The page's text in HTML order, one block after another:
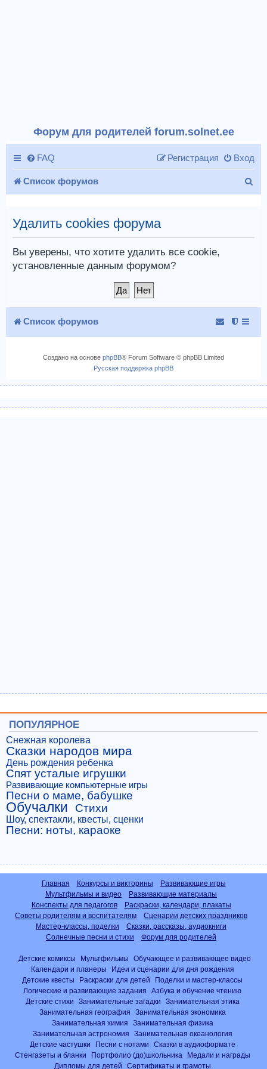
Форум для родителей forum.solnet.ee
FAQ Вход
Регистрация
Список форумов
с
Удалить cookies форума
Вы уверены, что хотите удалить все cookie,
установленные данным форумом?
Список форумов
Создано на основе phpBB® Forum Software © phpBB Limited
Русская поддержка phpBB
ПОПУЛЯРНОЕ
Снежная королева
Сказки народов мира
День рождения ребенка
Спят усталые игрушки
Развивающие компьютерные игры
Песни о маме, бабушке
Обучалки Стихи
Шоу, спектакли, квесты, сценки
Песни: ноты, караоке
Главная Конкурсы и викторины
Развивающие игры
Мультфильмы и видео
Развивающие материалы
Конспекты для педагогов
Раскраски, календари, плакаты
Советы родителям и воспитателям
Сценарии детских праздников
Мастер-классы, поделки
Сказки, рассказы, аудиокниги
Солнечные песни и стихи
Форум для родителей
Детские комиксы Мультфильмы
Обучающее и развивающее видео
Календари и планеры
Идеи и сценарии для дня рождения
Детские квесты
Раскраски для детей
Поделки и мастер-классы
Логические и развивающие задания
Азбука и обучение чтению
Детские стихи
Занимательные загадки
Занимательная этика
Занимательная география
Занимательная экономика
Занимательная химия
Занимательная физика
Занимательная астрономия
Занимательная океанология
Детские частушки
Песни с нотами
Сказки в аудиоформате
Стенгазеты и бланки
Портфолио (до)школьника
Медали и награды
Дипломы для детей
Сертификаты и грамоты